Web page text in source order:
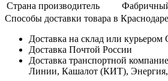
Страна производитель
Способы доставки товара в
Доставка на склад или курьером
Доставка Почтой России
Доставка транспортной
Линии, Кашалот (КИТ), Энергия,